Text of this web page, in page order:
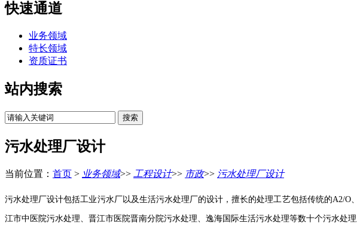
快速通道
业务领域
特长领域
资质证书
站内搜索
污水处理厂设计
当前位置： 首页 > 业务领域>> 工程设计>> 市政>> 污水处理厂设计
污水处理厂设计包括工业污水厂以及生活污水处理厂的设计，擅长的处理工艺包括传统的A2/
江市中医院污水处理、晋江市医院晋南分院污水处理、逸海国际生活污水处理等数十个污水处理